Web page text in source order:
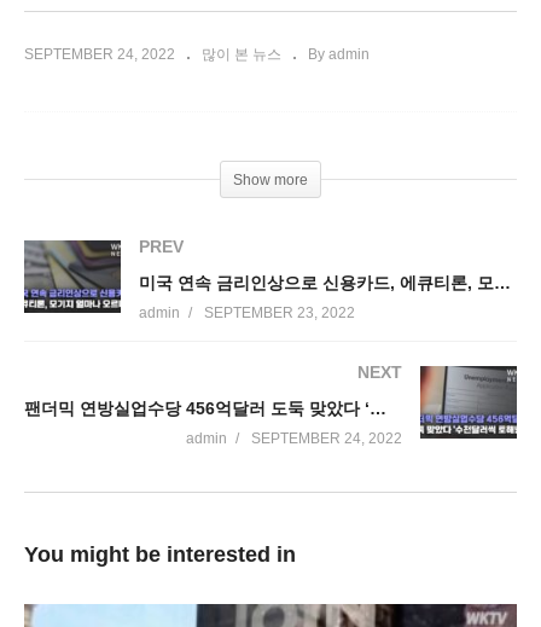
SEPTEMBER 24, 2022 많이 본 뉴스 By admin
Show more
PREV
미국 연속 금리인상으로 신용카드, 에큐티론, 모기지 얼마나 오르나
admin SEPTEMBER 23, 2022
NEXT
팬더믹 연방실업수당 456억달러 도둑 맞았다 ‘수천달러씩 토해낸다’
admin SEPTEMBER 24, 2022
You might be interested in